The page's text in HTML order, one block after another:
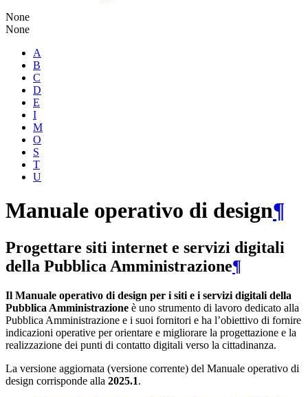
None
None
A
B
C
D
E
I
M
O
S
T
U
Manuale operativo di design¶
Progettare siti internet e servizi digitali
della Pubblica Amministrazione¶
Il Manuale operativo di design per i siti e i servizi digitali della
Pubblica Amministrazione è uno strumento di lavoro dedicato alla
Pubblica Amministrazione e i suoi fornitori e ha l’obiettivo di fornire
indicazioni operative per orientare e migliorare la progettazione e la
realizzazione dei punti di contatto digitali verso la cittadinanza.
La versione aggiornata (versione corrente) del Manuale operativo di
design corrisponde alla 2025.1.